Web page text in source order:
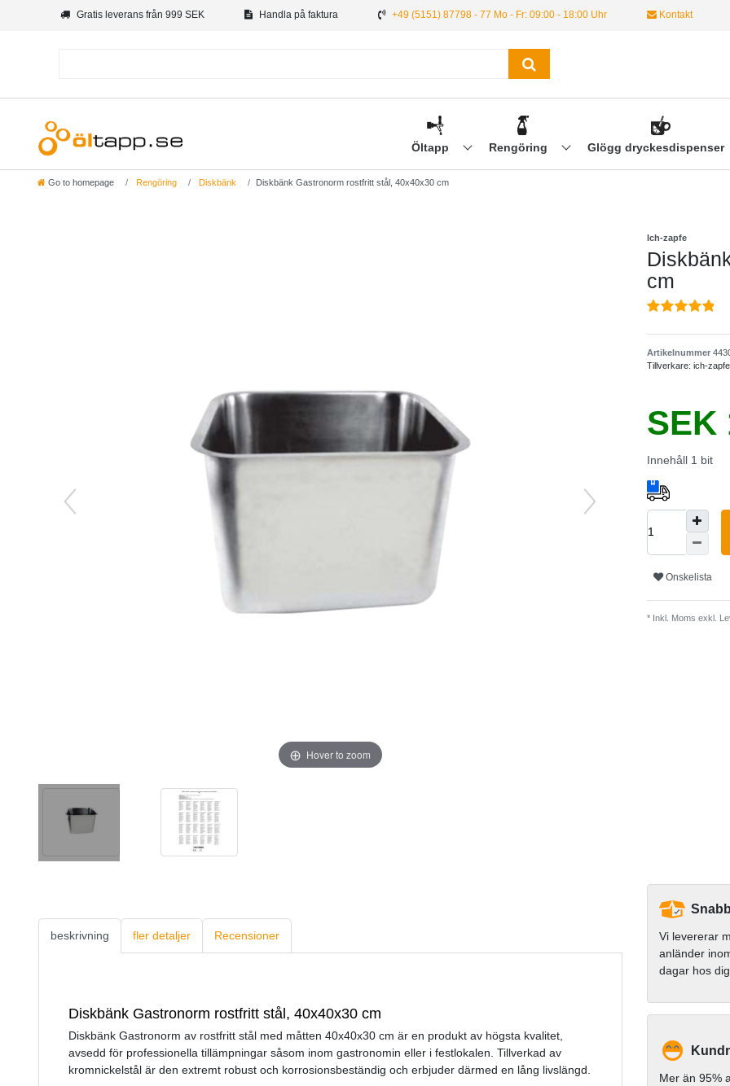
Gratis leverans från 999 SEK Handla på faktura +49 (5151) 87798 - 77 Mo - Fr: 09:00 - 18:00 Uhr Kontakt
Öltapp Rengöring Glögg dryckesdispenser
Go to homepage Rengöring Diskbänk Diskbänk Gastronorm rostfritt stål, 40x40x30 cm
Hover to zoom
Ich-zapfe
cm
Artikelnummer
Tillverkare: ich-zapfe
SEK
Innehåll 1 bit
Onskelista
* Inkl. Moms exkl.
beskrivning fler detaljer Recensioner
Diskbänk Gastronorm rostfritt stål, 40x40x30 cm
Diskbänk Gastronorm av rostfritt stål med måtten 40x40x30 cm är en produkt av högsta kvalitet,
avsedd för professionella tillämpningar såsom inom gastronomin eller i festlokalen. Tillverkad av
kromnickelstål är den extremt robust och korrosionsbeständig och erbjuder därmed en lång livslängd.
Vi levererar
anländer
dagar hos
Mer än 95%